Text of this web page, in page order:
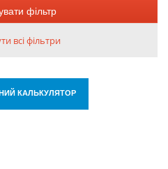
фільтр
всі фільтри
КАЛЬКУЛЯТОР